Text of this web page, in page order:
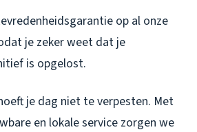
op al onze
je zeker weet dat je
is opgelost.
je dag niet te verpesten. Met
en lokale service zorgen we